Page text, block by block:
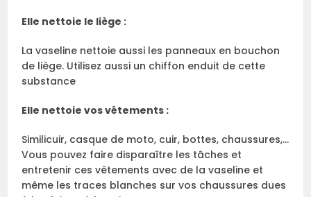
Elle nettoie le liège :
La vaseline nettoie aussi les panneaux en bouchon
de liège. Utilisez aussi un chiffon enduit de cette
substance
Elle nettoie vos vêtements :
Similicuir, casque de moto, cuir, bottes, chaussures,…
Vous pouvez faire disparaître les tâches et
entretenir ces vêtements avec de la vaseline et
même les traces blanches sur vos chaussures dues